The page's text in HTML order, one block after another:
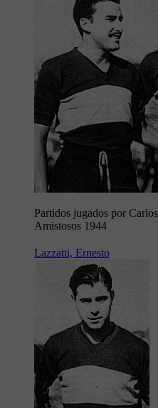
Partidos jugados por
Amistosos 1944
Lazzatti, Ernesto